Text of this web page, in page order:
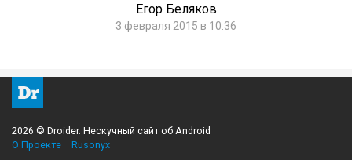
Егор Беляков
3 февраля 2015 в 10:36
2026 © Droider. Нескучный сайт об Android
О Проекте
Rusonyx